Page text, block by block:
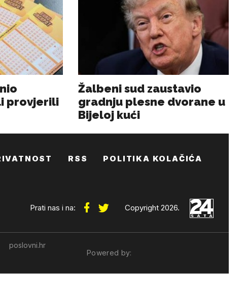
RSS POLITIKA KOLAČIĆA
Prati nas i na: Copyright 2026.
poslovni.hr
Powered by: